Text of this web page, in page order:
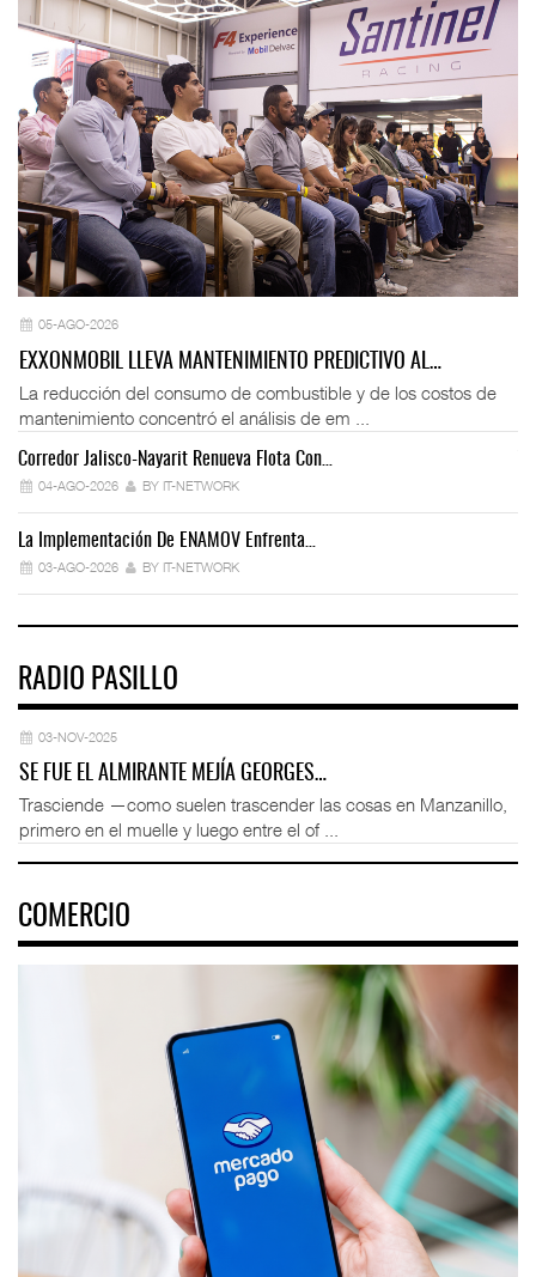
05-AGO-2026
EXXONMOBIL LLEVA MANTENIMIENTO PREDICTIVO AL…
La reducción del consumo de combustible y de los costos de
mantenimiento concentró el análisis de em ...
Corredor Jalisco-Nayarit Renueva Flota Con…
04-AGO-2026 BY IT-NETWORK
La Implementación De ENAMOV Enfrenta…
03-AGO-2026 BY IT-NETWORK
RADIO PASILLO
03-NOV-2025
SE FUE EL ALMIRANTE MEJÍA GEORGES…
Trasciende —como suelen trascender las cosas en Manzanillo,
primero en el muelle y luego entre el of ...
COMERCIO